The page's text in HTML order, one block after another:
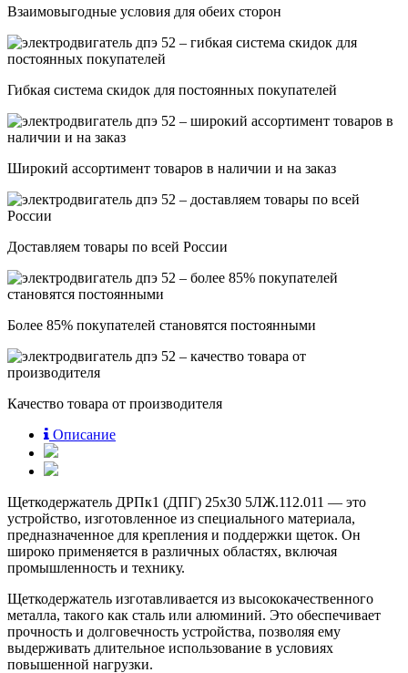
Взаимовыгодные условия для обеих сторон
Гибкая система скидок для постоянных покупателей
Широкий ассортимент товаров в наличии и на заказ
Доставляем товары по всей России
Более 85% покупателей становятся постоянными
Качество товара от производителя
Описание
Щеткодержатель ДРПк1 (ДПГ) 25х30 5ЛЖ.112.011 — это
устройство, изготовленное из специального материала,
предназначенное для крепления и поддержки щеток. Он
широко применяется в различных областях, включая
промышленность и технику.
Щеткодержатель изготавливается из высококачественного
металла, такого как сталь или алюминий. Это обеспечивает
прочность и долговечность устройства, позволяя ему
выдерживать длительное использование в условиях
повышенной нагрузки.